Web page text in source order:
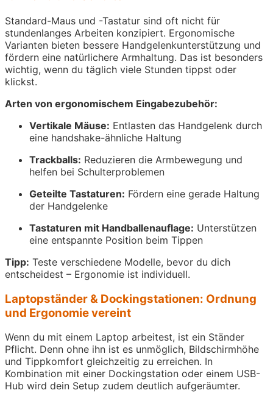
Standard-Maus und -Tastatur sind oft nicht für
stundenlanges Arbeiten konzipiert. Ergonomische
Varianten bieten bessere Handgelenkunterstützung und
fördern eine natürlichere Armhaltung. Das ist besonders
wichtig, wenn du täglich viele Stunden tippst oder
klickst.
Arten von ergonomischem Eingabezubehör:
Vertikale Mäuse: Entlasten das Handgelenk durch
eine handshake-ähnliche Haltung
Trackballs: Reduzieren die Armbewegung und
helfen bei Schulterproblemen
Geteilte Tastaturen: Fördern eine gerade Haltung
der Handgelenke
Tastaturen mit Handballenauflage: Unterstützen
eine entspannte Position beim Tippen
Tipp: Teste verschiedene Modelle, bevor du dich
entscheidest – Ergonomie ist individuell.
Laptopständer & Dockingstationen: Ordnung
und Ergonomie vereint
Wenn du mit einem Laptop arbeitest, ist ein Ständer
Pflicht. Denn ohne ihn ist es unmöglich, Bildschirmhöhe
und Tippkomfort gleichzeitig zu erreichen. In
Kombination mit einer Dockingstation oder einem USB-
Hub wird dein Setup zudem deutlich aufgeräumter.